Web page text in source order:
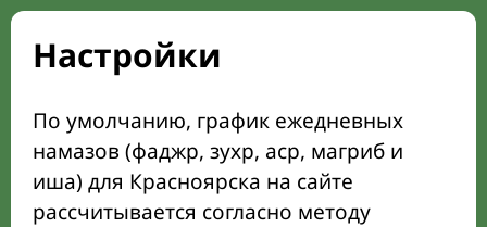
Настройки
По умолчанию, график ежедневных
намазов (фаджр, зухр, аср, магриб и
иша) для Красноярска на сайте
рассчитывается согласно методу